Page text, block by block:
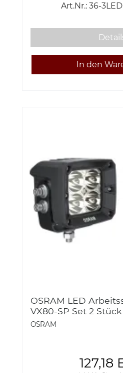
Art.Nr.: 36-
OSRAM LED
VX80-SP Set 2
12/24V 36-
OSRAM
127,18